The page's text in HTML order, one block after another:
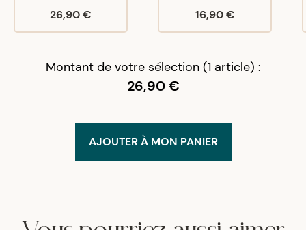
Joli rendu et belle qualité
Bon produit
La deuxième fois je commande chez eux
26,90 € 16,90 €
Montant de votre sélection (1 article) :
26,90 €
AJOUTER À MON PANIER